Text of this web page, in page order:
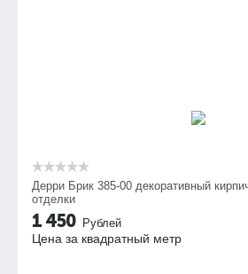
Дерри Брик 385-00 декоративный
отделки
1 450 Рублей
Цена за квадратный метр